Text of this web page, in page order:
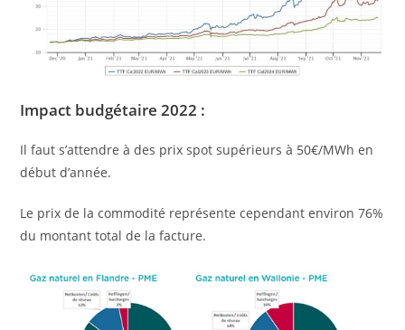
Impact budgétaire 2022 :
Il faut s’attendre à des prix spot supérieurs à 50€/MWh en
début d’année.
Le prix de la commodité représente cependant environ 76%
du montant total de la facture.